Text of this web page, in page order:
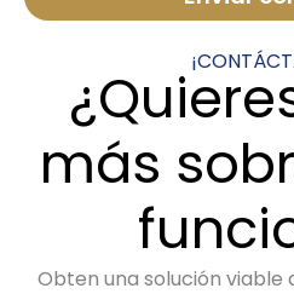
más
Obten una solución viable